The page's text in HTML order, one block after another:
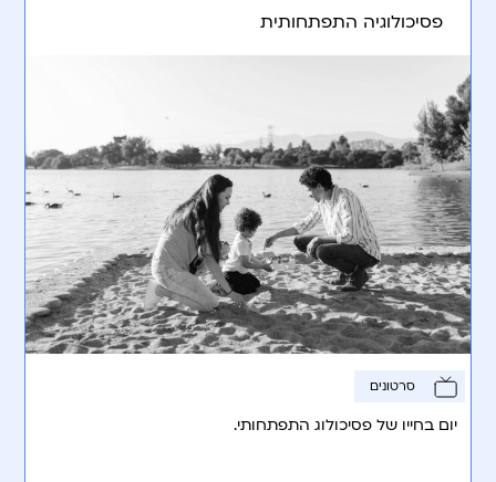
פסיכולוגיה התפתחותית
סרטונים
יום בחייו של פסיכולוג התפתחותי.